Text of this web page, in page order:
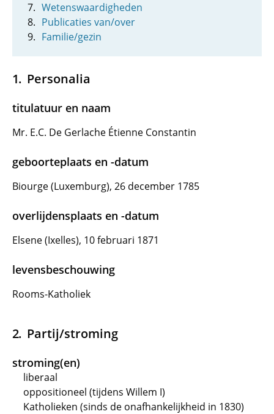
Wetenswaardigheden
Publicaties van/over
Familie/gezin
Personalia
titulatuur en naam
Mr. E.C. De Gerlache Étienne Constantin
geboorteplaats en -datum
Biourge (Luxemburg), 26 december 1785
overlijdensplaats en -datum
Elsene (Ixelles), 10 februari 1871
levensbeschouwing
Rooms-Katholiek
Partij/stroming
stroming(en)
liberaal
oppositioneel (tijdens Willem I)
Katholieken (sinds de onafhankelijkheid in 1830)